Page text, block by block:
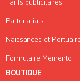
Tarifs publicitaires
Partenariats
Naissances et
Formulaire Mémento
BOUTIQUE